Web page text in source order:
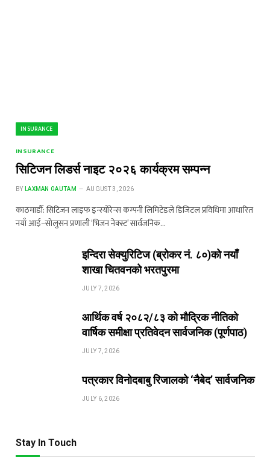
INSURANCE
INSURANCE
सिटिजन लिडर्स नाइट २०२६ कार्यक्रम सम्पन्न
BY LAXMAN GAUTAM AUGUST 3, 2026
काठमाडौँ: सिटिजन लाइफ इन्स्योरेन्स कम्पनी लिमिटेडले डिजिटल प्रविधिमा आधारित
नयाँ आई–सोलुसन प्रणाली ‘भिजन नेक्स्ट’ सार्वजनिक…
इन्दिरा सेक्युरिटिज (ब्रोकर नं. ८०)को नयाँ
शाखा चितवनको भरतपुरमा
JULY 7, 2026
आर्थिक वर्ष २०८२/८३ को मौद्रिक नीतिको
वार्षिक समीक्षा प्रतिवेदन सार्वजनिक (पूर्णपाठ)
JULY 7, 2026
पत्रकार विनोदबाबु रिजालको ‘नैबेद’ सार्वजनिक
JULY 6, 2026
Stay In Touch